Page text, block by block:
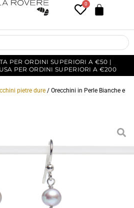
0
PER ORDINI SUPERIORI A €50 |
PER ORDINI SUPERIORI A €200
pietre dure / Orecchini in Perle Bianche e